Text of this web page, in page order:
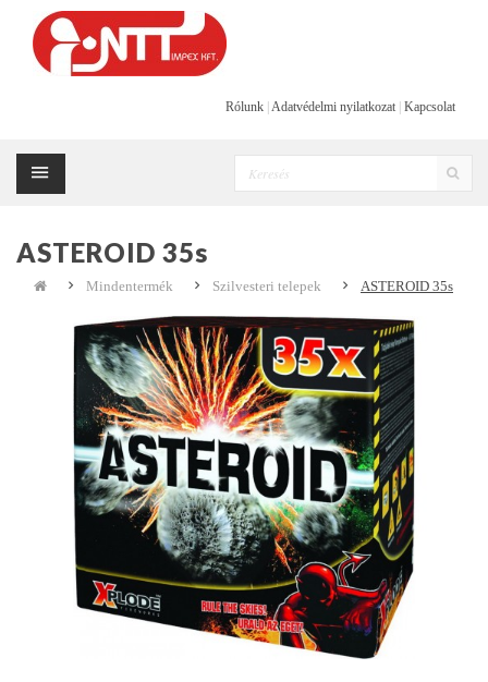
Rólunk Adatvédelmi nyilatkozat Kapcsolat
ASTEROID 35s
Mindentermék Szilvesteri telepek ASTEROID 35s